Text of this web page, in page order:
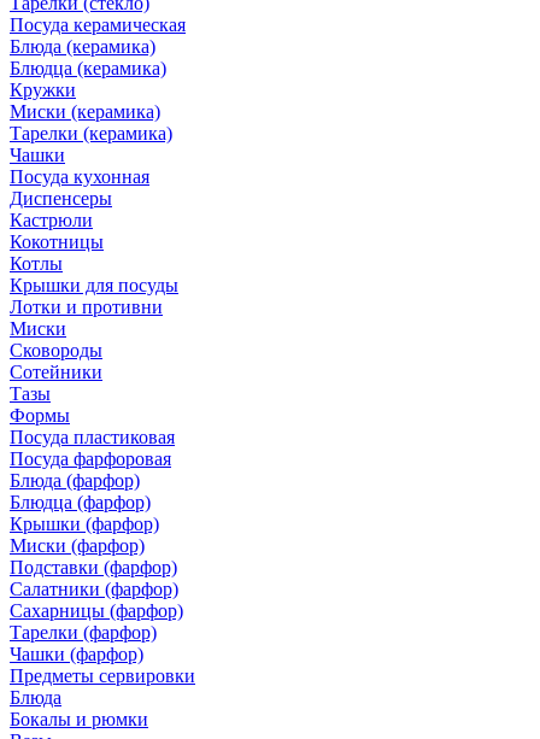
Посуда керамическая
Блюда (керамика)
Блюдца (керамика)
Кружки
Миски (керамика)
Тарелки (керамика)
Чашки
Посуда кухонная
Диспенсеры
Кастрюли
Кокотницы
Котлы
Крышки для посуды
Лотки и противни
Миски
Сковороды
Сотейники
Тазы
Формы
Посуда пластиковая
Посуда фарфоровая
Блюда (фарфор)
Блюдца (фарфор)
Крышки (фарфор)
Миски (фарфор)
Подставки (фарфор)
Салатники (фарфор)
Сахарницы (фарфор)
Тарелки (фарфор)
Чашки (фарфор)
Предметы сервировки
Блюда
Бокалы и рюмки